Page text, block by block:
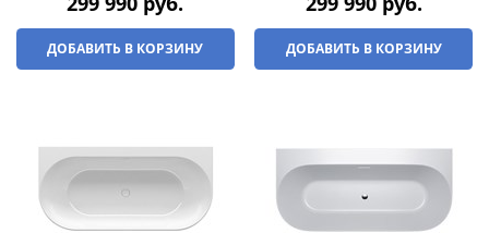
ДОБАВИТЬ В КОРЗИНУ ДОБАВИТЬ В КОРЗИНУ